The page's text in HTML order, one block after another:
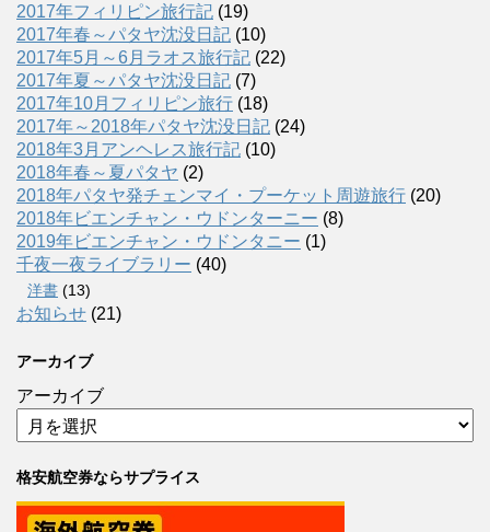
2017年フィリピン旅行記 (19)
2017年春～パタヤ沈没日記 (10)
2017年5月～6月ラオス旅行記 (22)
2017年夏～パタヤ沈没日記 (7)
2017年10月フィリピン旅行 (18)
2017年～2018年パタヤ沈没日記 (24)
2018年3月アンヘレス旅行記 (10)
2018年春～夏パタヤ (2)
2018年パタヤ発チェンマイ・プーケット周遊旅行 (20)
2018年ビエンチャン・ウドンターニー (8)
2019年ビエンチャン・ウドンタニー (1)
千夜一夜ライブラリー (40)
洋書 (13)
お知らせ (21)
アーカイブ
アーカイブ
格安航空券ならサプライス